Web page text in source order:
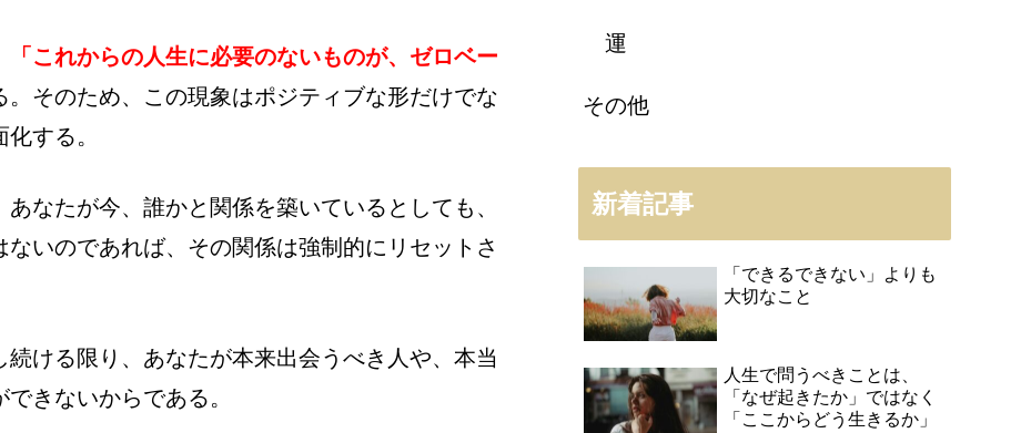
「これからの人生に必要のないものが、ゼロベー
。そのため、この現象はポジティブな形だけでな
する。
なたが今、誰かと関係を築いているとしても、
いのであれば、その関係は強制的にリセットさ
ける限り、あなたが本来出会うべき人や、本当
きないからである。
運
その他
新着記事
「できるできない」よりも
大切なこと
人生で問うべきことは、
「なぜ起きたか」ではなく
「ここからどう生きるか」